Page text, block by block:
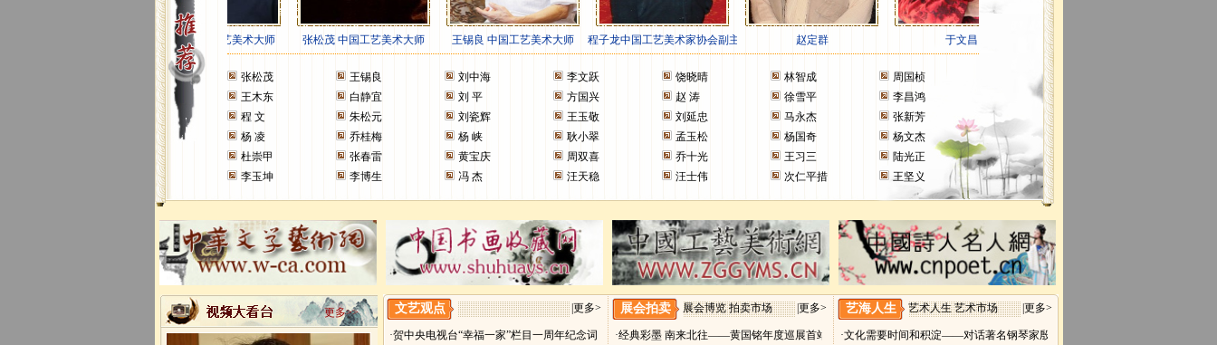
张松茂 王锡良 刘中海 李文跃 饶晓晴 林智成
周国桢
王木东
白静宜 刘 平 方国兴 赵 涛 徐雪平
李昌鸿
程 文
朱松元 刘瓷辉 王玉敬 刘延忠 马永杰
张新芳
杨 凌
乔桂梅 杨 峡 耿小翠 孟玉松 杨国奇
杨文杰
杜崇甲
张春雷 黄宝庆 周双喜 乔十光 王习三
陆光正
李玉坤
李博生 冯 杰 汪天稳 汪士伟 次仁平措 王坚义
更多>> 文艺观点 更多>
·贺中央电视台“幸福一家”栏目一周年纪念词
展会拍卖 展会博览 拍卖市场 更多>
·经典彩墨 南来北往——黄国铭年度巡展首站大连展将于9月28日开幕
艺海人生 艺术人生 艺术市场 更多>
·文化需要时间和积淀——对话著名钢琴家殷承宗